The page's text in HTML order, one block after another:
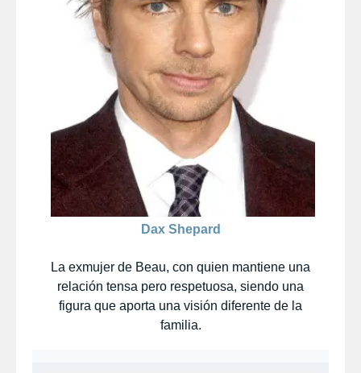
Dax Shepard
La exmujer de Beau, con quien mantiene una
relación tensa pero respetuosa, siendo una
figura que aporta una visión diferente de la
familia.